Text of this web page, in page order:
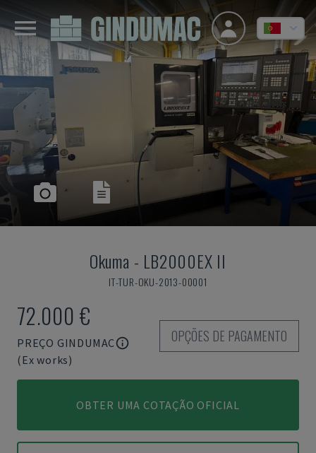
Okuma - LB2000EX II
IT-TUR-OKU-2013-00001
72.000 €
PREÇO GINDUMAC
(Ex works)
OPÇÕES DE PAGAMENTO
OBTER UMA COTAÇÃO OFICIAL